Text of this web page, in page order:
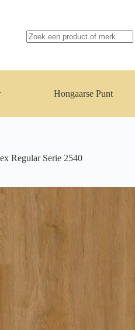
resultaten
Hongaarse Punt
Regular Serie 2540